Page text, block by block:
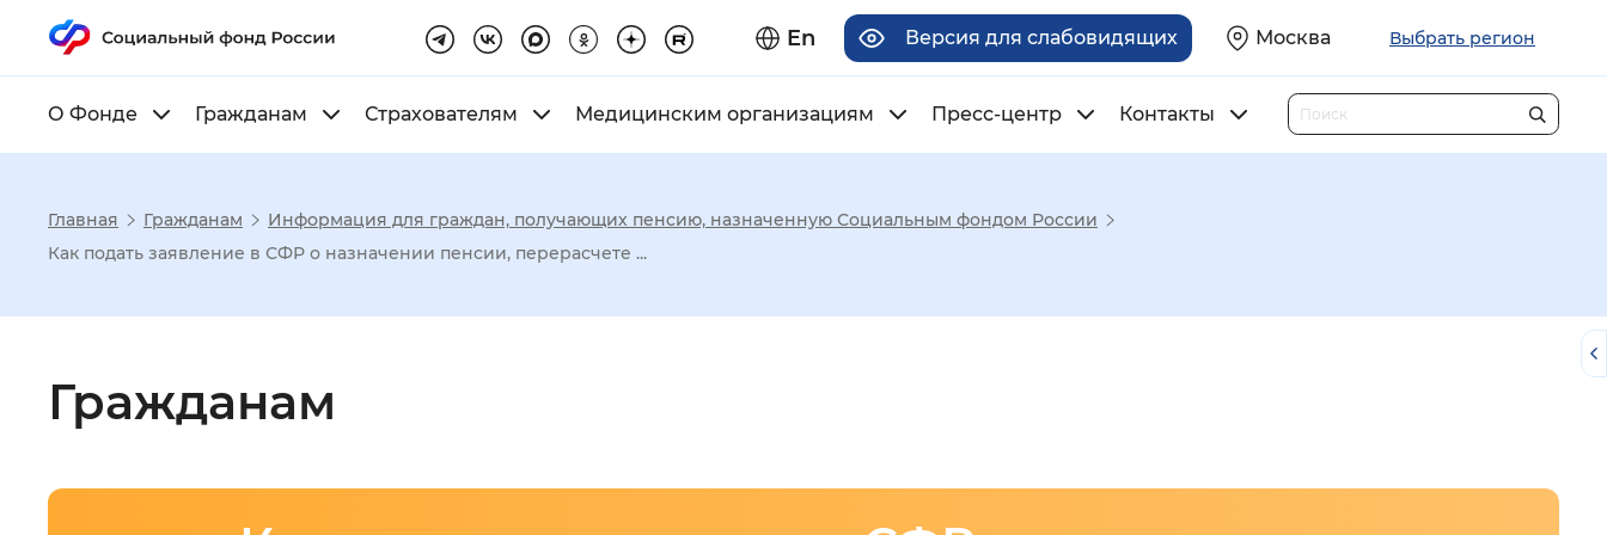
En Версия для слабовидящих Москва Выбрать регион
О Фонде Гражданам Страхователям Медицинским организациям Пресс-центр Контакты
Настройка режима отображения
Главная Гражданам
Информация для граждан, получающих пенсию, назначенную Социальным фондом России
Как подать заявление в СФР о назначении пенсии, перерасчете ...
Гражданам